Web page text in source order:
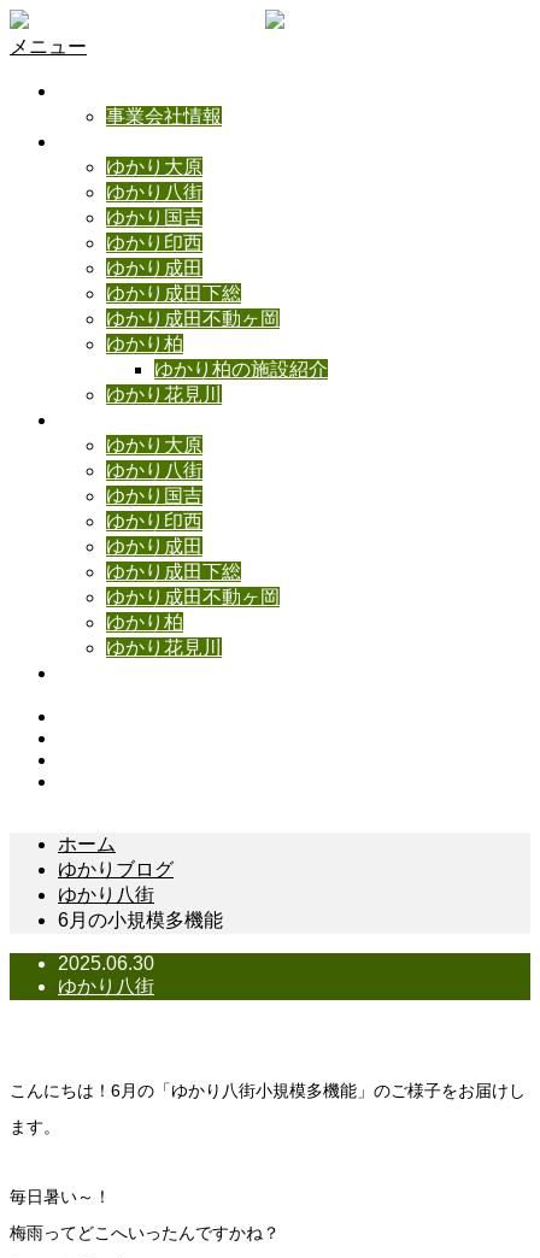
メニュー
事業会社情報
ゆかり大原
ゆかり八街
ゆかり国吉
ゆかり印西
ゆかり成田
ゆかり成田下総
ゆかり成田不動ヶ岡
ゆかり柏
ゆかり柏の施設紹介
ゆかり花見川
ゆかり大原
ゆかり八街
ゆかり国吉
ゆかり印西
ゆかり成田
ゆかり成田下総
ゆかり成田不動ヶ岡
ゆかり柏
ゆかり花見川
ホーム
ゆかりブログ
ゆかり八街
6月の小規模多機能
2025.06.30
ゆかり八街
こんにちは！6月の「ゆかり八街小規模多機能」のご様子をお届けし
ます。
毎日暑い～！
梅雨ってどこへいったんですかね？